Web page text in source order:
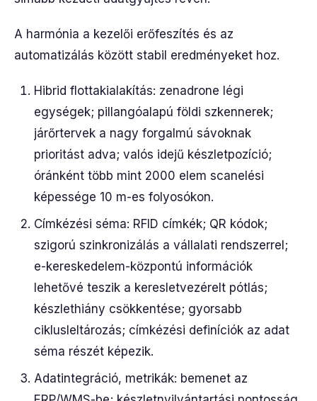
A harmónia a kezelői erőfeszítés és az
automatizálás között stabil eredményeket hoz.
Hibrid flottakialakítás: zenadrone légi
egységek; pillangóalapú földi szkennerek;
járőrtervek a nagy forgalmú sávoknak
prioritást adva; valós idejű készletpozíció;
óránként több mint 2000 elem scanelési
képessége 10 m-es folyosókon.
Címkézési séma: RFID címkék; QR kódok;
szigorú szinkronizálás a vállalati rendszerrel;
e-kereskedelem-központú információk
lehetővé teszik a keresletvezérelt pótlás;
készlethiány csökkentése; gyorsabb
ciklusleltározás; címkézési definíciók az adat
séma részét képezik.
Adatintegráció, metrikák: bemenet az